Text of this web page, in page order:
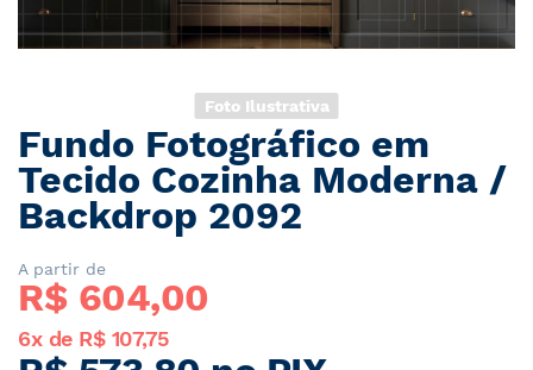
Foto Ilustrativa
Saltar
para
o
início
Galeria
de
imagens
Fundo Fotográfico em
Tecido Cozinha Moderna /
Backdrop 2092
A partir de
R$ 604,00
6x de R$ 107,75